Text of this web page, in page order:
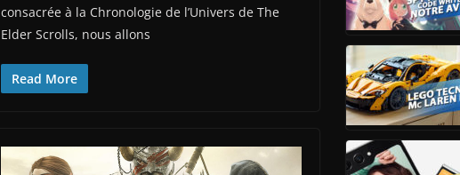
consacrée à la Chronologie de l’Univers de The
Elder Scrolls, nous allons
Read More